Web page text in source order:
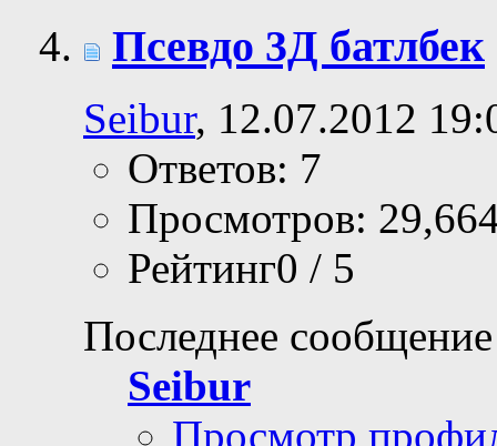
Псевдо 3Д батлбек
Seibur, 12.07.2012
Ответов: 7
Просмотров:
Рейтинг0 / 5
Последнее
Seibur
Просмотр